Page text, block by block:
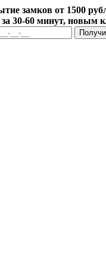
замков от 1500
30-60 минут, новым